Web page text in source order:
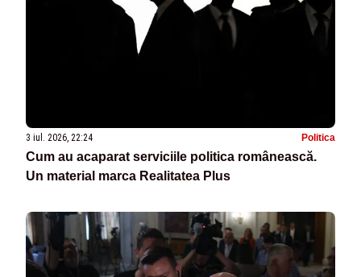
3 iul. 2026, 22:24 Politica
Cum au acaparat serviciile politica românească.
Un material marca Realitatea Plus